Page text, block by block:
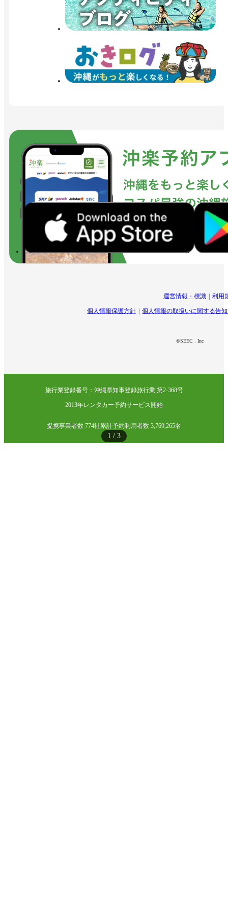
1 / 3
運営情報・標識 利用
個人情報保護方針 個人情報の取扱いに関する告
©SEEC . Inc
旅行業登録番号：沖縄県知事登録旅行業 第2-368号
2013年レンタカー予約サービス開始
提携事業者数 774社累計予約利用者数 3,769,265名